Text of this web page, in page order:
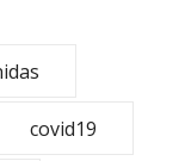
covid19